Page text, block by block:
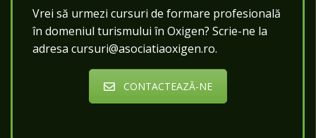
Vrei să urmezi cursuri de formare profesională
în domeniul turismului în Oxigen? Scrie-ne la
adresa cursuri@asociatiaoxigen.ro.
CONTACTEAZĂ-NE